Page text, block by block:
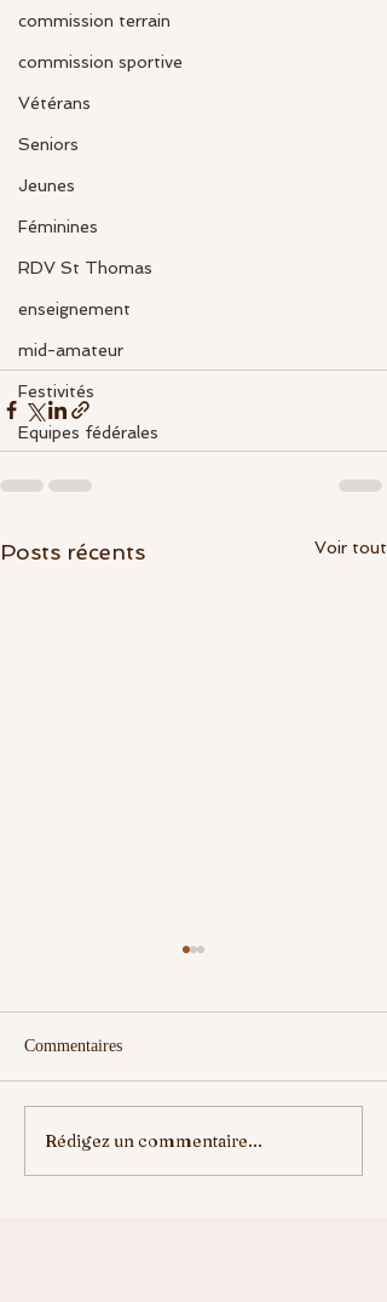
commission terrain
commission sportive
Vétérans
Seniors
Jeunes
Féminines
RDV St Thomas
enseignement
mid-amateur
Festivités
Equipes fédérales
Posts récents Voir tout
ELLE VA NOUS
Commentaires
Rédigez un commentaire...